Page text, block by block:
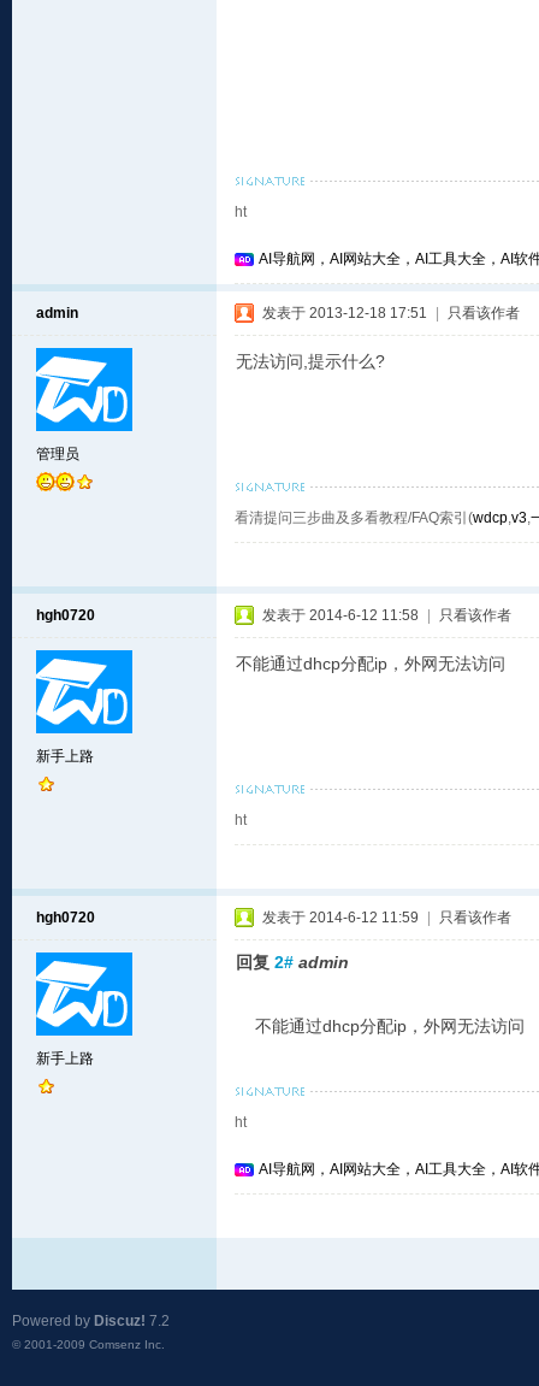
ht
AI导航网，AI网站大全，AI工具大全，AI软
admin
管理员
发表于 2013-12-18 17:51 只看该作者
无法访问,提示什么?
看清提问三步曲及多看教程/FAQ索引(wdcp,v3,
hgh0720
新手上路
发表于 2014-6-12 11:58 只看该作者
不能通过dhcp分配ip，外网无法访问
ht
hgh0720
新手上路
发表于 2014-6-12 11:59 只看该作者
回复 2# admin
不能通过dhcp分配ip，外网无法访问
ht
AI导航网，AI网站大全，AI工具大全，AI软
Powered by Discuz! 7.2
© 2001-2009 Comsenz Inc.